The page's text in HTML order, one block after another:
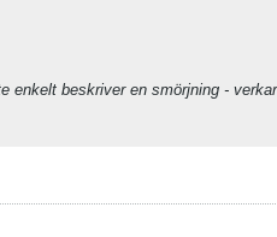
enkelt beskriver en smörjning -